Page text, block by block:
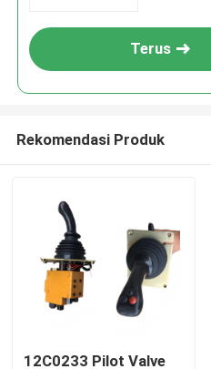
Terus
Rekomendasi Produk
12C0233 Pilot Valve